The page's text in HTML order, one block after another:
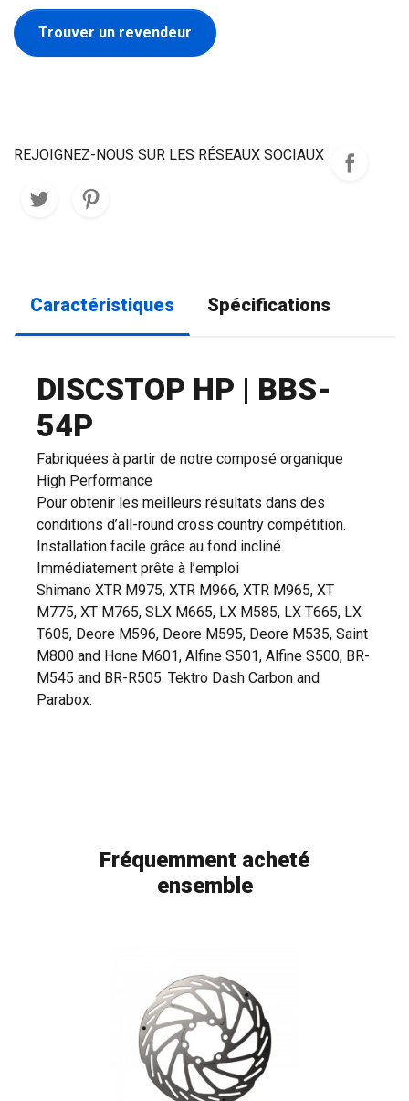
Trouver un revendeur
REJOIGNEZ-NOUS SUR LES RÉSEAUX SOCIAUX
Caractéristiques Spécifications
DISCSTOP HP | BBS-
54P
Fabriquées à partir de notre composé organique
High Performance
Pour obtenir les meilleurs résultats dans des
conditions d’all-round cross country compétition.
Installation facile grâce au fond incliné.
Immédiatement prête à l’emploi
Shimano XTR M975, XTR M966, XTR M965, XT
M775, XT M765, SLX M665, LX M585, LX T665, LX
T605, Deore M596, Deore M595, Deore M535, Saint
M800 and Hone M601, Alfine S501, Alfine S500, BR-
M545 and BR-R505. Tektro Dash Carbon and
Parabox.
Fréquemment acheté
ensemble